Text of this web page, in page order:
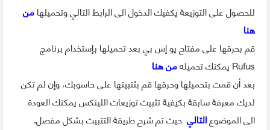
للحصول على التوزيعة يكفيك الدخول الى الرابط التالي وتحميلهامن
هنا
قم بحرقها على مفتاح يو إس بي بعد تحميلها بإستخدام برنامج
Rufusيمكنك تحميلهمن هنا
بعد أن قمت بتحميلها وحرقها قم بثتبيتها على حاسوبك،وإن لم تكن
لديك معرفة سابقة بكيفية تثبيت توزيعات اللينكس يمكنك العودة
الى الموضوعالتالي حيت تم شرح طريقة التتبيت بشكل مفصل.